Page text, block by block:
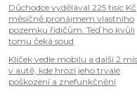
Důchodce vydělával 225 tisíc Kč
měsíčně pronájmem vlastního
pozemku řidičům. Teď ho kvůli
tomu čeká soud
Klíček vedle mobilu a další 2
v autě, kde hrozí jeho trvalé
poškození a znefunkčnění